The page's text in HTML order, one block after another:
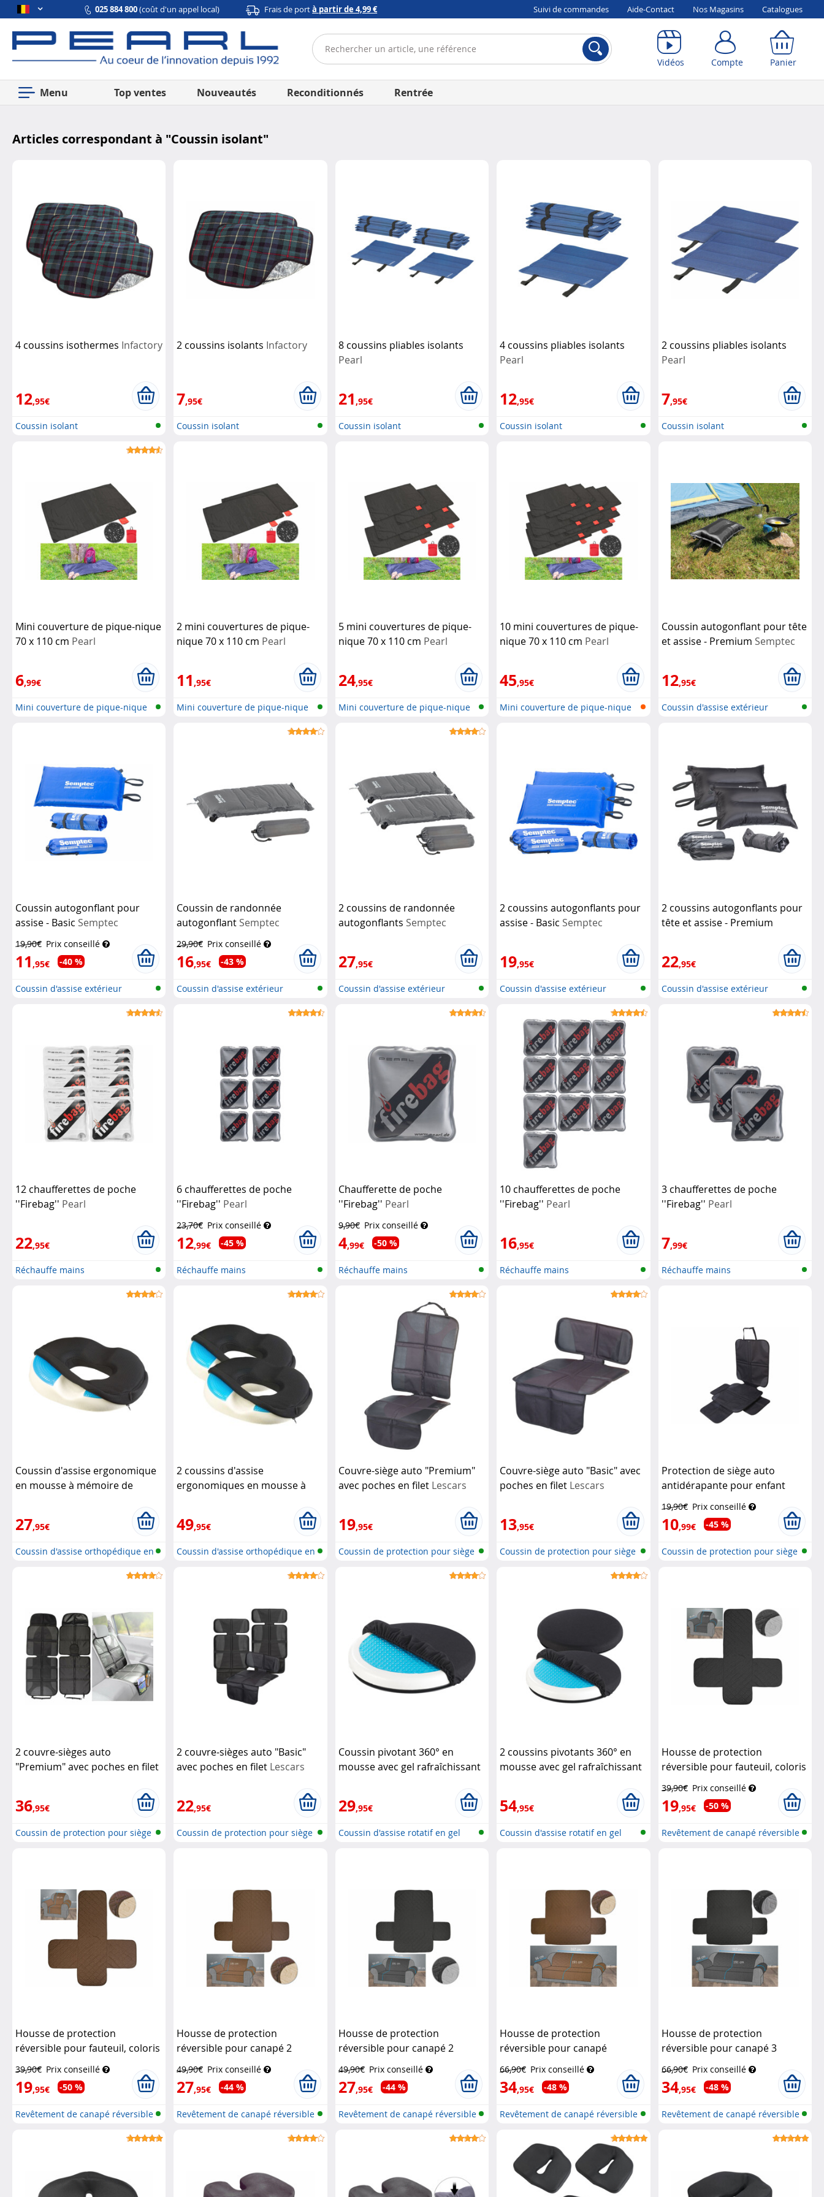
025 884 800(coût d'un appel local) Frais de portà partir de 4,99 € Suivi de commandes Aide-Contact Nos Magasins Catalogues
Vidéos Compte Panier
Menu Top ventes Nouveautés Reconditionnés Rentrée
Articles correspondant à "Coussin isolant"
4 coussins isothermes Infactory
12,95€
Coussin isolant
2 coussins isolants Infactory
7,95€
Coussin isolant
8 coussins pliables isolants
Pearl
21,95€
Coussin isolant
4 coussins pliables isolants
Pearl
12,95€
Coussin isolant
2 coussins pliables isolants
Pearl
7,95€
Coussin isolant
Mini couverture de pique-nique
70 x 110 cm Pearl
6,99€
Mini couverture de pique-nique
2 mini couvertures de pique-
nique 70 x 110 cm Pearl
11,95€
Mini couverture de pique-nique
5 mini couvertures de pique-
nique 70 x 110 cm Pearl
24,95€
Mini couverture de pique-nique
10 mini couvertures de pique-
nique 70 x 110 cm Pearl
45,95€
Mini couverture de pique-nique
Coussin autogonflant pour tête
et assise - Premium Semptec
12,95€
Coussin d'assise extérieur
Coussin autogonflant pour
assise - Basic Semptec
19,90€ Prix conseillé
11,95€ -40 %
Coussin d'assise extérieur
Coussin de randonnée
autogonflant Semptec
29,90€ Prix conseillé
16,95€ -43 %
Coussin d'assise extérieur
2 coussins de randonnée
autogonflants Semptec
27,95€
Coussin d'assise extérieur
2 coussins autogonflants pour
assise - Basic Semptec
19,95€
Coussin d'assise extérieur
2 coussins autogonflants pour
tête et assise - Premium
22,95€
Coussin d'assise extérieur
12 chaufferettes de poche
''Firebag'' Pearl
22,95€
Réchauffe mains
6 chaufferettes de poche
''Firebag'' Pearl
23,70€ Prix conseillé
12,99€ -45 %
Réchauffe mains
Chaufferette de poche
''Firebag'' Pearl
9,90€ Prix conseillé
4,99€ -50 %
Réchauffe mains
10 chaufferettes de poche
''Firebag'' Pearl
16,95€
Réchauffe mains
3 chaufferettes de poche
''Firebag'' Pearl
7,99€
Réchauffe mains
Coussin d'assise ergonomique
en mousse à mémoire de
27,95€
Coussin d'assise orthopédique en
2 coussins d'assise
ergonomiques en mousse à
49,95€
Coussin d'assise orthopédique en
Couvre-siège auto "Premium"
avec poches en filet Lescars
19,95€
Coussin de protection pour siège
Couvre-siège auto "Basic" avec
poches en filet Lescars
13,95€
Coussin de protection pour siège
Protection de siège auto
antidérapante pour enfant
19,90€ Prix conseillé
10,99€ -45 %
Coussin de protection pour siège
2 couvre-sièges auto
"Premium" avec poches en filet
36,95€
Coussin de protection pour siège
2 couvre-sièges auto "Basic"
avec poches en filet Lescars
22,95€
Coussin de protection pour siège
Coussin pivotant 360° en
mousse avec gel rafraîchissant
29,95€
Coussin d'assise rotatif en gel
2 coussins pivotants 360° en
mousse avec gel rafraîchissant
54,95€
Coussin d'assise rotatif en gel
Housse de protection
réversible pour fauteuil, coloris
Wilson Gabor
39,90€ Prix conseillé
19,95€ -50 %
Revêtement de canapé réversible
Housse de protection
réversible pour fauteuil, coloris
Wilson Gabor
39,90€ Prix conseillé
19,95€ -50 %
Revêtement de canapé réversible
Housse de protection
réversible pour canapé 2
places, coloris beige/marron
Wilson Gabor
49,90€ Prix conseillé
27,95€ -44 %
Revêtement de canapé réversible
Housse de protection
réversible pour canapé 2
places, coloris gris/noir
Gabor
49,90€ Prix conseillé
27,95€ -44 %
Revêtement de canapé réversible
Housse de protection
réversible pour canapé
3 places, coloris beige/marron
Wilson Gabor
66,90€ Prix conseillé
34,95€ -48 %
Revêtement de canapé réversible
Housse de protection
réversible pour canapé 3
places, coloris gris/noir
Gabor
66,90€ Prix conseillé
34,95€ -48 %
Revêtement de canapé réversible
Compte Panier